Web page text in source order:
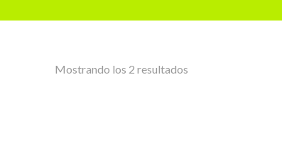
Mostrando los 2 resultados